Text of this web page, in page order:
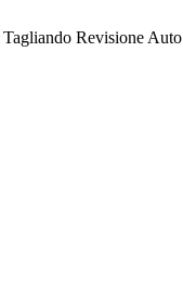
Revisione Auto